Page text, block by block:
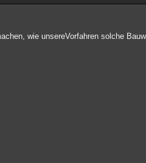
wie unsereVorfahren solche